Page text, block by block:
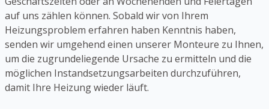
auf uns zählen können. Sobald wir von Ihrem
Heizungsproblem erfahren haben Kenntnis haben,
senden wir umgehend einen unserer Monteure zu Ihnen,
um die zugrundeliegende Ursache zu ermitteln und die
möglichen Instandsetzungsarbeiten durchzuführen,
damit Ihre Heizung wieder läuft.